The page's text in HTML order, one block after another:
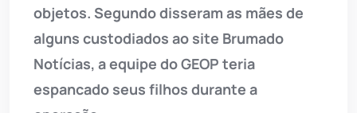
objetos. Segundo disseram as mães de
alguns custodiados ao site Brumado
Notícias, a equipe do GEOP teria
espancado seus filhos durante a